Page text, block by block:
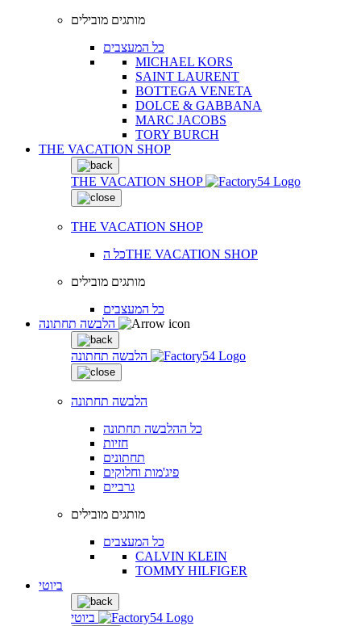
מותגים מובילים
כל המעצבים
MICHAEL KORS
SAINT LAURENT
BOTTEGA VENETA
DOLCE & GABBANA
MARC JACOBS
TORY BURCH
THE VACATION SHOP
THE VACATION SHOP
THE VACATION SHOP
כל הTHE VACATION SHOP
מותגים מובילים
כל המעצבים
הלבשה תחתונה
הלבשה תחתונה
כל ההלבשה תחתונה
חזיות
תחתונים
פיג'מות וחלוקים
גרביים
מותגים מובילים
כל המעצבים
CALVIN KLEIN
TOMMY HILFIGER
ביוטי
ביוטי